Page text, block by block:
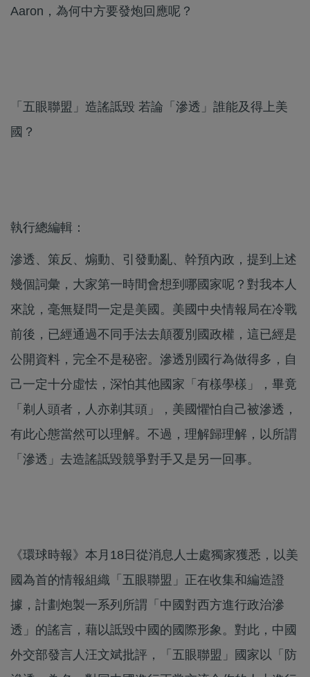
Aaron，為何中方要發炮回應呢？
「五眼聯盟」造謠詆毀 若論「滲透」誰能及得上美
國？
執行總編輯：
滲透、策反、煽動、引發動亂、幹預內政，提到上述
幾個詞彙，大家第一時間會想到哪國家呢？對我本人
來說，毫無疑問一定是美國。美國中央情報局在冷戰
前後，已經通過不同手法去顛覆別國政權，這已經是
公開資料，完全不是秘密。滲透別國行為做得多，自
己一定十分虛怯，深怕其他國家「有樣學樣」，畢竟
「剃人頭者，人亦剃其頭」，美國懼怕自己被滲透，
有此心態當然可以理解。不過，理解歸理解，以所謂
「滲透」去造謠詆毀競爭對手又是另一回事。
《環球時報》本月18日從消息人士處獨家獲悉，以美
國為首的情報組織「五眼聯盟」正在收集和編造證
據，計劃炮製一系列所謂「中國對西方進行政治滲
透」的謠言，藉以詆毀中國的國際形象。對此，中國
外交部發言人汪文斌批評，「五眼聯盟」國家以「防